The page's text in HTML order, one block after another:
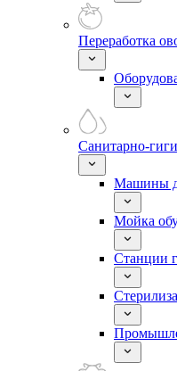
Переработка
Санитарно-
Машины
Мойка
Станции